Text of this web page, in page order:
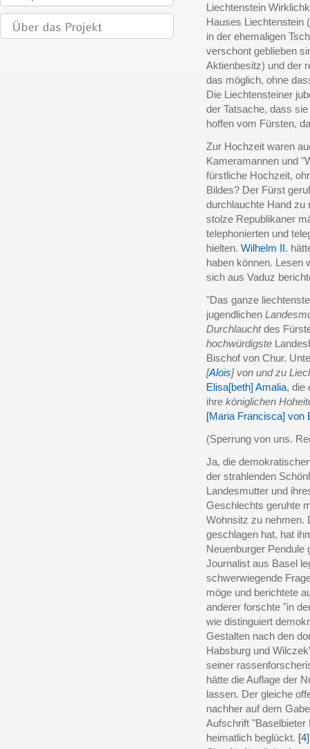
Liechtenstein
Hauses Liechtenstein
in der ehemaligen
verschont geblieben
Aktienbesitz) und der
das möglich, ohne
Die Liechtensteiner
der Tatsache, dass
hoffen vom Fürsten,
Zur Hochzeit waren
Kameramannen und
fürstliche Hochzeit,
Bildes? Der Fürst
durchlauchte Hand zu
stolze Republikaner
telephonierten und
hielten. Wilhelm II.
haben können. Lesen
sich aus Vaduz
"Das ganze
jugendlichen
Durchlauchtdes
hochwürdigste
Bischof von Chur.
[Alois] von und zu
Elisa[beth] Amalia, die
ihre königlichen
[Maria Francisca] von
(Sperrung von uns.
Ja, die
der strahlenden
Landesmutter und
Geschlechts geruhte
Wohnsitz zu nehmen.
geschlagen hat, hat
Neuenburger
Journalist aus Basel
schwerwiegende
möge und berichtete
anderer forschte "in
wie distinguiert
Gestalten nach den
Habsburg und
seiner
hätte die Auflage der
lassen. Der gleiche
nachher auf dem
Aufschrift "Baselbieter
heimatlich beglückt. [4]